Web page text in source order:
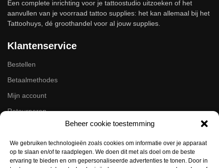
Beheer cookie toestemming
We gebruiken technologieën zoals cookies om informatie over je apparaat
op te slaan en/of te raadplegen. We doen dit met als doel om de beste
ervaring te bieden en om gepersonaliseerde advertenties te tonen. Door in
Een complete inrichting voor je tattoostudio uitzoeken of het
aanvullen van je voorraad tattoo supplies: het kan allemaal bij het
Tattoohuys, dé groothandel voor al jouw supplies.
Klantenservice
Bestellen
Betaalmethodes
Mijn account
Retourneren
Volg ons op de socials